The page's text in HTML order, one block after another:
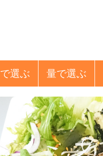
で選ぶ 量で選ぶ